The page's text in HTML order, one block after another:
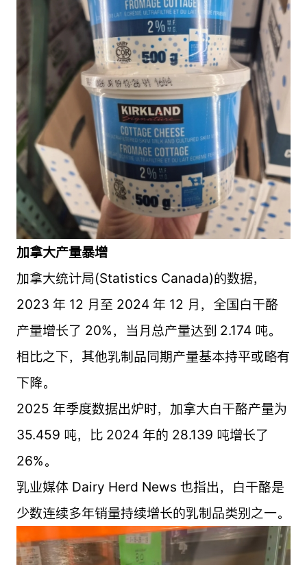
加拿大产量暴增
加拿大统计局(Statistics Canada)的数据，
2023 年 12 月至 2024 年 12 月，全国白干酪
产量增长了 20%，当月总产量达到 2.174 吨。
相比之下，其他乳制品同期产量基本持平或略有
下降。
2025 年季度数据出炉时，加拿大白干酪产量为
35.459 吨，比 2024 年的 28.139 吨增长了
26%。
乳业媒体 Dairy Herd News 也指出，白干酪是
少数连续多年销量持续增长的乳制品类别之一。